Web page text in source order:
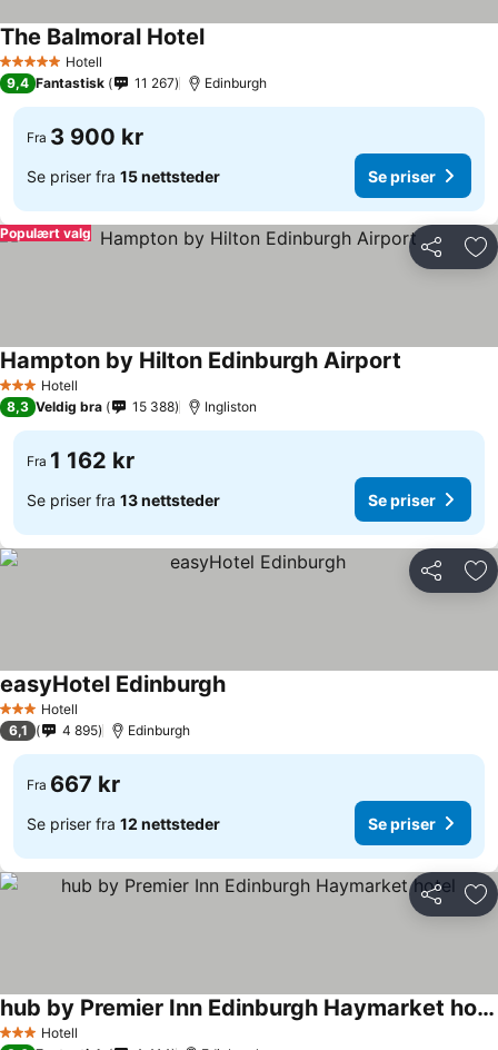
5 Stjerner Hotell
The Balmoral Hotel
9,4 Fantastisk 11 267 Edinburgh
Fra 3 900 kr
Se priser fra 15 nettsteder Se priser
Del
Populært valg
3 StjernerHotell
Hampton by Hilton Edinburgh Airport
8,3 Veldig bra 15 388 Ingliston
Fra 1 162 kr
Se priser fra 13 nettsteder Se priser
Del
3 StjernerHotell
easyHotel Edinburgh
6,1 4 895 Edinburgh
Fra 667 kr
Se priser fra 12 nettsteder Se priser
Del
3 StjernerHotell
hub by Premier Inn Edinburgh Haymarket hotel